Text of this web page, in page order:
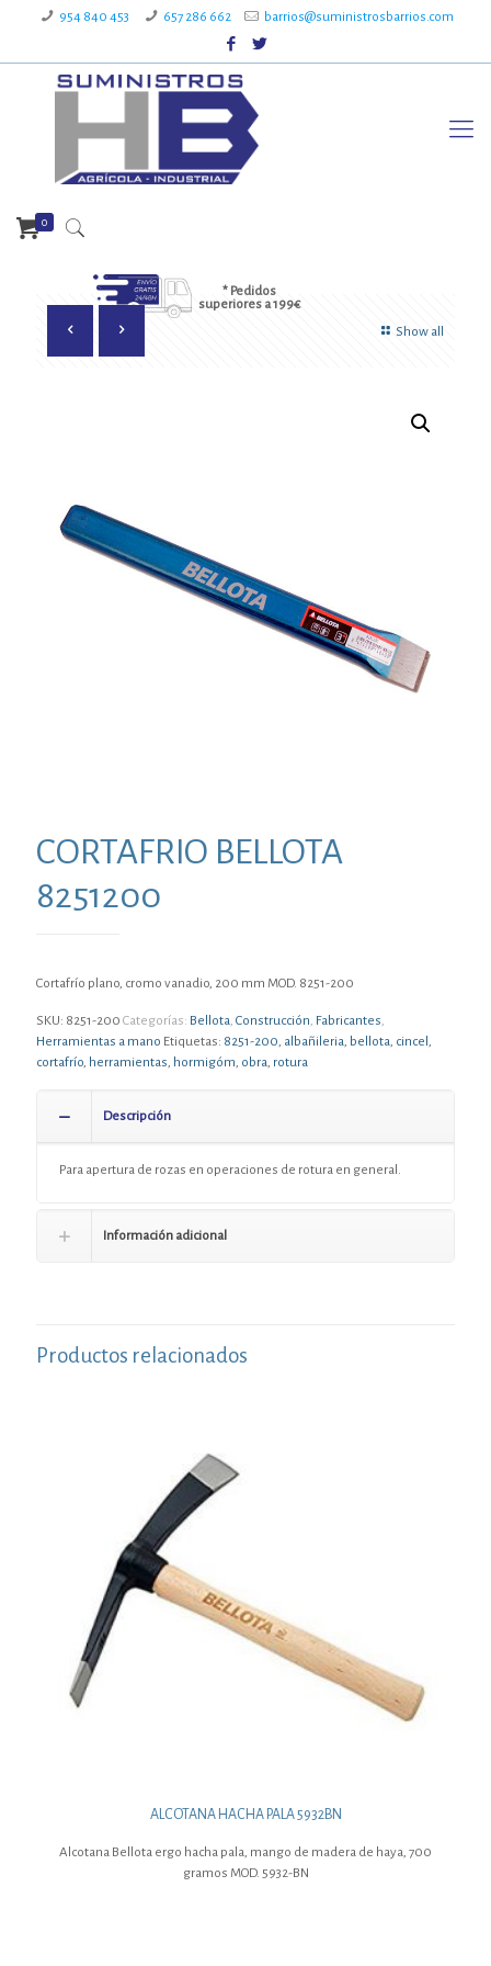
954 840 453 657 286 662 barrios@suministrosbarrios.com
* Pedidos
superiores a 199€
0
Show all
CORTAFRIO BELLOTA
8251200
Cortafrío plano, cromo vanadio, 200 mm MOD. 8251-200
SKU: 8251-200 Categorías: Bellota, Construcción, Fabricantes,
Herramientas a mano Etiquetas: 8251-200, albañileria, bellota, cincel ,
cortafrío, herramientas, hormigóm, obra, rotura
Descripción
Para apertura de rozas en operaciones de rotura en general.
Información adicional
Productos relacionados
ALCOTANA HACHA PALA 5932BN
Alcotana Bellota ergo hacha pala, mango de madera de haya, 700
gramos MOD. 5932-BN